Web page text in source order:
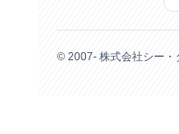
© 2007- 株式会社シー・